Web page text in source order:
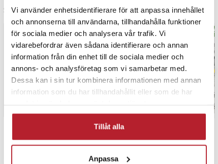
Vi använder enhetsidentifierare för att anpassa innehållet
och annonserna till användarna, tillhandahålla funktioner
för sociala medier och analysera vår trafik. Vi
vidarebefordrar även sådana identifierare och annan
information från din enhet till de sociala medier och
annons- och analysföretag som vi samarbetar med.
Dessa kan i sin tur kombinera informationen med annan
information som du har tillhandahållit eller som de har
Tillåt alla
Anpassa
Senast besökta